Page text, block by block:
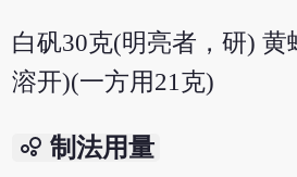
白矾30克(明亮者，研) 黄
溶开)(一方用21克)
bubble_chart 制法用量